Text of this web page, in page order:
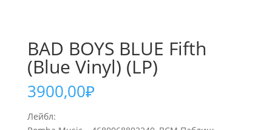
BAD BOYS BLUE Fifth
(Blue Vinyl) (LP)
3900,00₽
Лейбл: